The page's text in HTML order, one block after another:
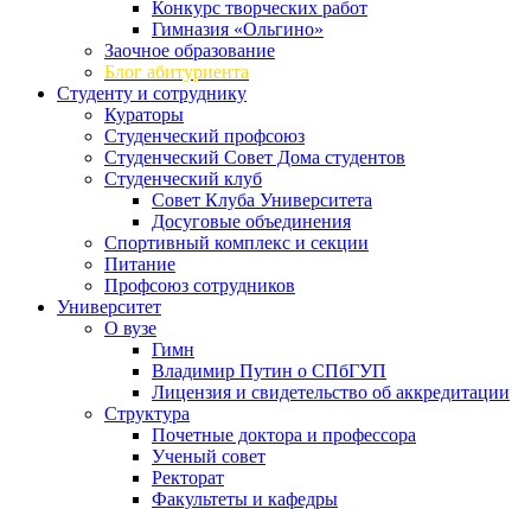
Конкурс творческих работ
Гимназия «Ольгино»
Заочное образование
Блог абитуриента
Студенту и сотруднику
Кураторы
Студенческий профсоюз
Студенческий Совет Дома студентов
Студенческий клуб
Совет Клуба Университета
Досуговые объединения
Спортивный комплекс и секции
Питание
Профсоюз сотрудников
Университет
О вузе
Гимн
Владимир Путин о СПбГУП
Лицензия и свидетельство об аккредитации
Структура
Почетные доктора и профессора
Ученый совет
Ректорат
Факультеты и кафедры